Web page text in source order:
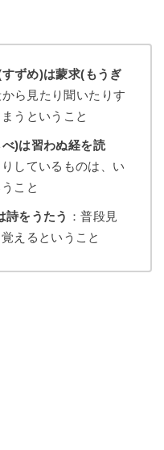
ずめ)は蒙求(もうぎ
から見たり聞いたりす
うということ
)は習わぬ経を読
しているものは、い
こと
詩をうたう ：普段見
えるということ